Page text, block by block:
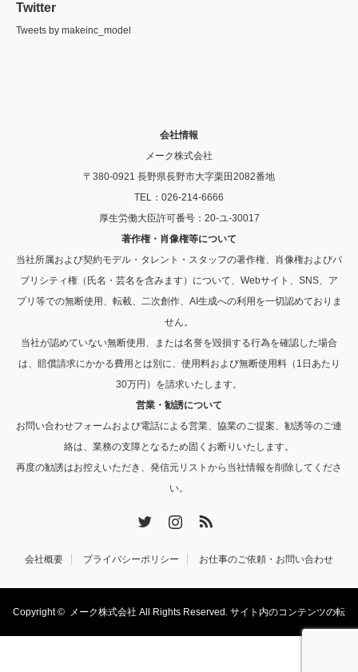
Twitter
Tweets by makeinc_model
会社情報
メーク株式会社
〒380-0921 長野県長野市大字栗田2082番地
TEL：026-214-6666
厚生労働大臣許可番号：20-ユ-30017
著作権・肖像権等について
当社所属および契約モデル・タレント・スタッフの著作権、肖像権およびパ
ブリシティ権（氏名・芸名を含みます）について、Webサイト、SNS、ア
プリ等での無断使用、転載、二次創作、AI生成への利用を一切認めておりま
せん。
当社が認めていない無断使用、または名誉を毀損する行為を確認した場合
は、賠償請求にかかる費用とは別に、使用料および無断使用料（1日あたり
30万円）を請求いたします。
営業・勧誘について
お問い合わせフォームおよび電話による営業、協業のご提案、勧誘等のご連
絡は、業務の支障となるため固くお断りいたします。
再度の勧誘はお控えいただき、発信元リストから当社情報を削除してくださ
い。
会社概要 プライバシーポリシー お仕事のご依頼・お問い合わせ
Copyright © メーク株式会社 All Rights Reserved. サイト内のコンテンツの転